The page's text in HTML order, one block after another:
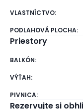
VLASTNÍCTVO:
PODLAHOVÁ PLOCHA:
Priestory
BALKÓN:
VÝŤAH:
PIVNICA:
Rezervujte si